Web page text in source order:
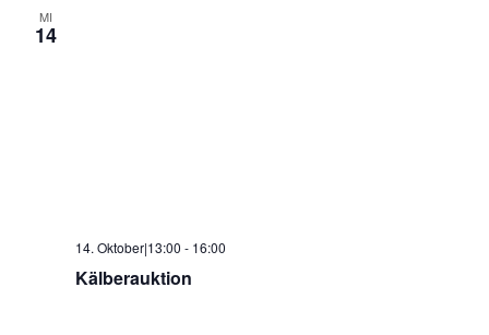
MI
14
14. Oktober|13:00 - 16:00
Kälberauktion